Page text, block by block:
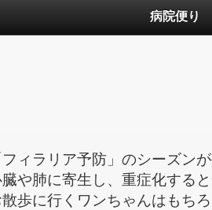
病院便り
ィラリア予防」のシーズンが
や肺に寄生し、重症化する
歩に行くワンちゃんはもち